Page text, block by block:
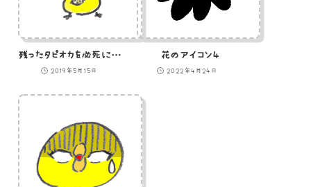
残ったタピオカを必死にすすろうとするひよこのイラスト
2019年5月15日
花のアイコン４
2022年4月24日